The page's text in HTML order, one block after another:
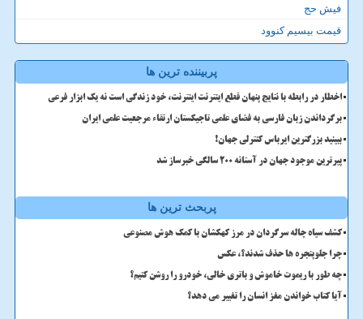
فیش حج
قیمت بیسیم کنوود
پربیننده ترین ها
اخطار در رابطه با نتایج پنهان قطع اینترنت اینترنت، خود زندگی است نه یک ابزار فرعی
برگرداندن زبان فارسی به فضای علمی تاجیکستان ارتقاء مرجعیت علمی ایران
ببینید بزرگترین ایرباس کنترلی جهان!
پیرترین موجود جهان در آستانه ۲۰۰ سالگی خبرساز شد
پربحث ترین ها
کشف سیاه چاله سرگردان در مرز کهکشان با کمک هوش مصنوعی
چرا جلوپنجره ها حذف شدند؟، عکس
چه طور با ریموت خاموش و باتری خالی، خودرو را روشن کنیم؟
آیا کتاب خواندن مغز انسان را تغییر می دهد؟